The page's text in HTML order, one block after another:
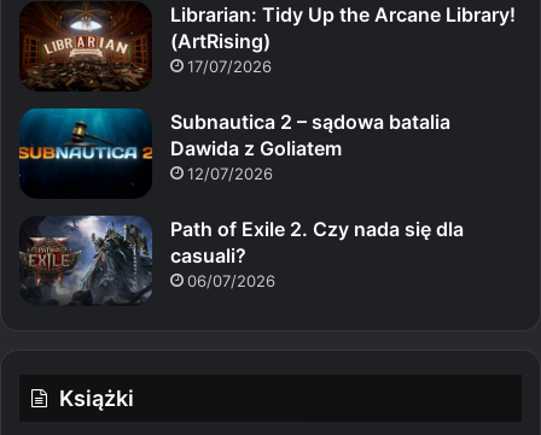
Librarian: Tidy Up the Arcane Library!
(ArtRising)
17/07/2026
Subnautica 2 – sądowa batalia
Dawida z Goliatem
12/07/2026
Path of Exile 2. Czy nada się dla
casuali?
06/07/2026
Książki